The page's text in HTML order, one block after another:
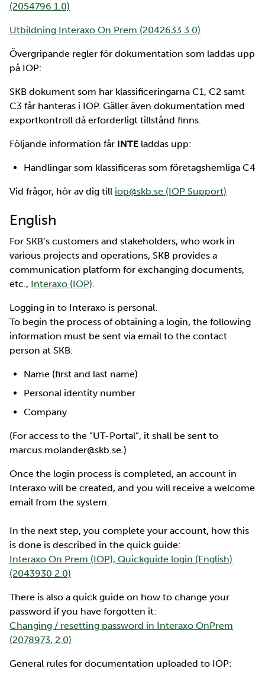
(2054796 1.0)
Utbildning Interaxo On Prem (2042633 3.0)
Övergripande regler för dokumentation som laddas upp
på IOP:
SKB dokument som har klassificeringarna C1, C2 samt
C3 får hanteras i IOP. Gäller även dokumentation med
exportkontroll då erforderligt tillstånd finns.
Följande information får INTE laddas upp:
Handlingar som klassificeras som företagshemliga C4
Vid frågor, hör av dig till iop@skb.se (IOP Support)
English
For SKB’s customers and stakeholders, who work in
various projects and operations, SKB provides a
communication platform for exchanging documents,
etc., Interaxo (IOP).
Logging in to Interaxo is personal.
To begin the process of obtaining a login, the following
information must be sent via email to the contact
person at SKB:
Name (first and last name)
Personal identity number
Company
(For access to the ”UT-Portal”, it shall be sent to
marcus.molander@skb.se.)
Once the login process is completed, an account in
Interaxo will be created, and you will receive a welcome
email from the system.
In the next step, you complete your account, how this
is done is described in the quick guide:
Interaxo On Prem (IOP), Quickguide login (English)
(2043930 2.0)
There is also a quick guide on how to change your
password if you have forgotten it:
Changing / resetting password in Interaxo OnPrem
(2078973, 2.0)
General rules for documentation uploaded to IOP: